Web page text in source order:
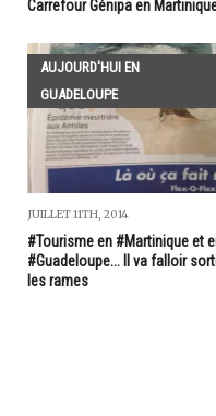
Carrefour Génipa en
AUJOURD'HUI EN
GUADELOUPE
JUILLET 11TH, 2014
#Tourisme en #Martinique et
#Guadeloupe... Il va falloir
les rames